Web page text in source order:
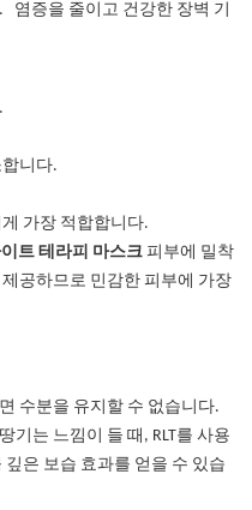
염증을 줄이고 건강한 장벽 기
니다.
가장 적합합니다.
트 테라피 마스크 피부에 밀착
공하므로 민감한 피부에 가장
수분을 유지할 수 없습니다.
기는 느낌이 들 때, RLT를 사용
은 보습 효과를 얻을 수 있습